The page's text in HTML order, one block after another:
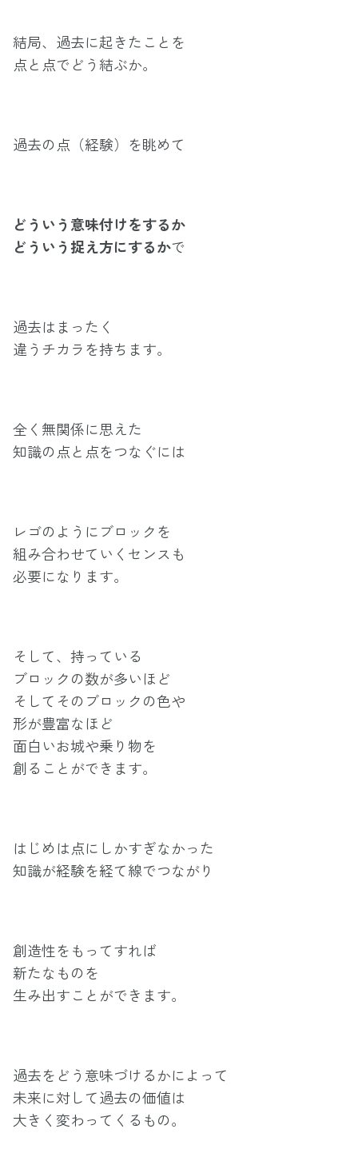
結局、過去に起きたことを
点と点でどう結ぶか。
過去の点（経験）を眺めて
どういう意味付けをするか
どういう捉え方にするかで
過去はまったく
違うチカラを持ちます。
全く無関係に思えた
知識の点と点をつなぐには
レゴのようにブロックを
組み合わせていくセンスも
必要になります。
そして、持っている
ブロックの数が多いほど
そしてそのブロックの色や
形が豊富なほど
面白いお城や乗り物を
創ることができます。
はじめは点にしかすぎなかった
知識が経験を経て線でつながり
創造性をもってすれば
新たなものを
生み出すことができます。
過去をどう意味づけるかによって
未来に対して過去の価値は
大きく変わってくるもの。